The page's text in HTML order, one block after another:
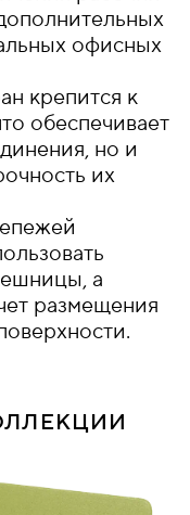
офисных
крепится к
обеспечивает
но и
их
а
размещения